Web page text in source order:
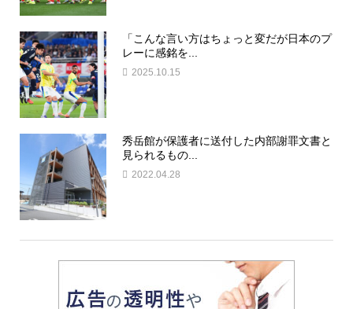
「こんな言い方はちょっと変だが日本のプ
レーに感銘を...
2025.10.15
秀岳館が保護者に送付した内部謝罪文書と
見られるもの...
2022.04.28